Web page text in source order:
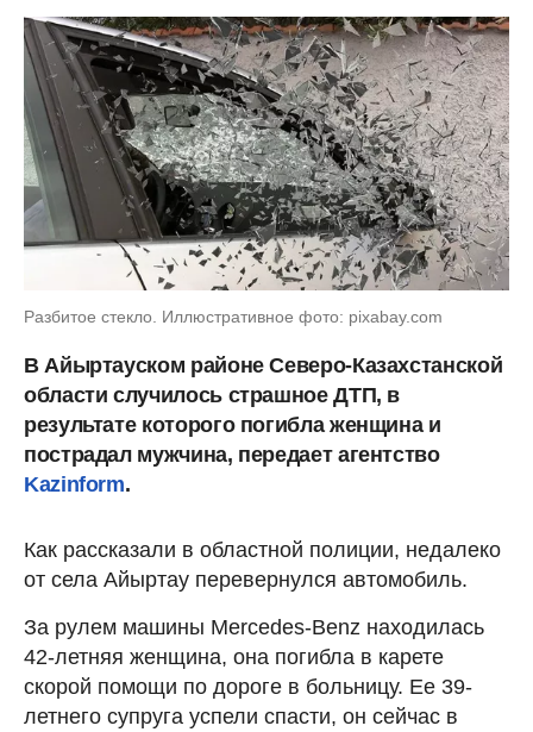
Разбитое стекло. Иллюстративное фото: pixabay.com
В Айыртауском районе Северо-Казахстанской
области случилось страшное ДТП, в
результате которого погибла женщина и
пострадал мужчина, передает агентство
Kazinform.
Как рассказали в областной полиции, недалеко
от села Айыртау перевернулся автомобиль.
За рулем машины Mercedes-Benz находилась
42-летняя женщина, она погибла в карете
скорой помощи по дороге в больницу. Ее 39-
летнего супруга успели спасти, он сейчас в